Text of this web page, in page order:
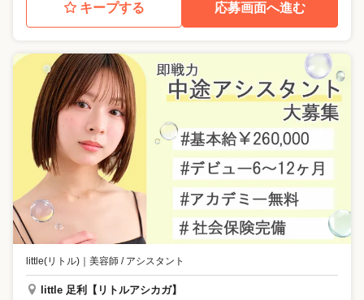
キープする 応募画面へ進む
little(リトル) ｜ 美容師 / アシスタント
little 足利【リトルアシカガ】